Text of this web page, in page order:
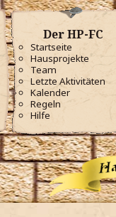
Der HP-FC
Startseite
Hausprojekte
Team
Letzte Aktivitäten
Kalender
Regeln
Hilfe